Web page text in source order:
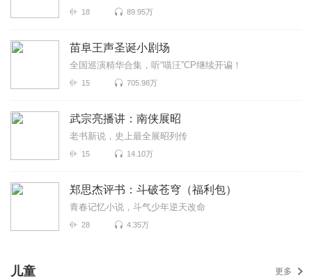
18 89.95万
苗阜王声圣诞小剧场
全国巡演精华合集，听“喵汪”CP继续开谝！
15 705.98万
武宗亮播讲：南侠展昭
老书新说，史上最全展昭列传
15 14.10万
郑思杰评书：斗破苍穹（福利包）
青春记忆小说，斗气少年逆天改命
28 4.35万
儿童 更多